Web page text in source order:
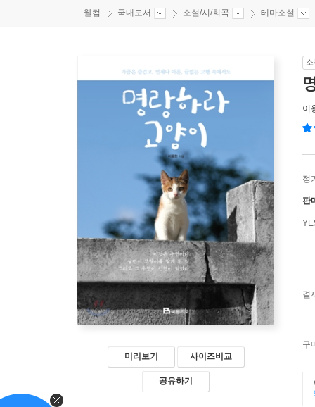
웰컴 국내도서 소설/시/희곡 테마소설
미리보기 사이즈비교
공유하기
이
정
판
결
구